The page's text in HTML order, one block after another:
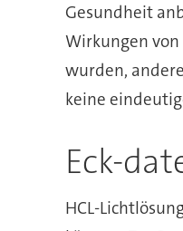
Gesundheit
Wirkungen
wurden,
keine
Eck-
HCL-